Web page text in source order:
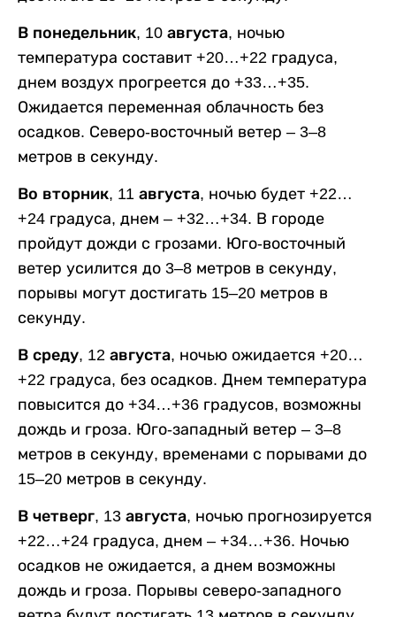
В понедельник, 10 августа, ночью
температура составит +20…+22 градуса,
днем воздух прогреется до +33…+35.
Ожидается переменная облачность без
осадков. Северо-восточный ветер – 3–8
метров в секунду.
Во вторник, 11 августа, ночью будет +22…
+24 градуса, днем – +32…+34. В городе
пройдут дожди с грозами. Юго-восточный
ветер усилится до 3–8 метров в секунду,
порывы могут достигать 15–20 метров в
секунду.
В среду, 12 августа, ночью ожидается +20…
+22 градуса, без осадков. Днем температура
повысится до +34…+36 градусов, возможны
дождь и гроза. Юго-западный ветер – 3–8
метров в секунду, временами с порывами до
15–20 метров в секунду.
В четверг, 13 августа, ночью прогнозируется
+22…+24 градуса, днем – +34…+36. Ночью
осадков не ожидается, а днем возможны
дождь и гроза. Порывы северо-западного